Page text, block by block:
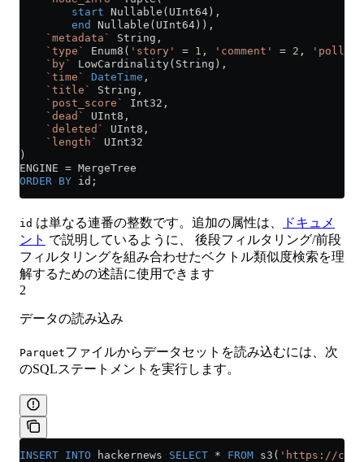
        start
Nullable(UInt64),
        end
Nullable(UInt64)),
    `metadata`
String,
    `type`
Enum8( 'story' = 1 , 'comment' = 2 , 'poll'
    `by`
LowCardinality(String),
    `time`
DateTime ,
    `title`
String,
    `post_score`
Int32,
    `dead`
UInt8,
    `deleted`
UInt8,
    `length`
UInt32
)
ENGINE = MergeTree
ORDER BY id;
id は単なる連番の整数です。追加の属性は、
ドキュメ
ント で説明しているように、 後段フィルタリング/前段
フィルタリングを組み合わせたベクトル類似度検索を理
解するための述語に使用できます
2
データの読み込み
Parquetファイルからデータセットを読み込むには、次
のSQLステートメントを実行します。
INSERT INTO hackernews SELECT * FROM s3( 'https://